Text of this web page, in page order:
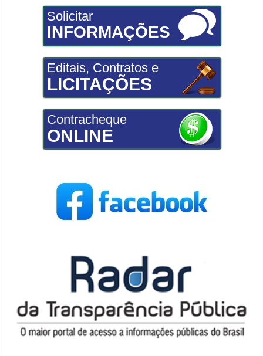
Solicitar
INFORMAÇÕES
Editais, Contratos e
LICITAÇÕES
Contracheque
ONLINE